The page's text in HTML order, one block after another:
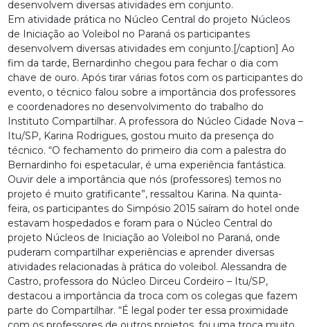
Em atividade prática no Núcleo Central do projeto Núcleos
de Iniciação ao Voleibol no Paraná os participantes
desenvolvem diversas atividades em conjunto.[/caption] Ao
fim da tarde, Bernardinho chegou para fechar o dia com
chave de ouro. Após tirar várias fotos com os participantes do
evento, o técnico falou sobre a importância dos professores
e coordenadores no desenvolvimento do trabalho do
Instituto Compartilhar. A professora do Núcleo Cidade Nova –
Itu/SP, Karina Rodrigues, gostou muito da presença do
técnico. “O fechamento do primeiro dia com a palestra do
Bernardinho foi espetacular, é uma experiência fantástica.
Ouvir dele a importância que nós (professores) temos no
projeto é muito gratificante”, ressaltou Karina. Na quinta-
feira, os participantes do Simpósio 2015 saíram do hotel onde
estavam hospedados e foram para o Núcleo Central do
projeto Núcleos de Iniciação ao Voleibol no Paraná, onde
puderam compartilhar experiências e aprender diversas
atividades relacionadas à prática do voleibol. Alessandra de
Castro, professora do Núcleo Dirceu Cordeiro – Itu/SP,
destacou a importância da troca com os colegas que fazem
parte do Compartilhar. “É legal poder ter essa proximidade